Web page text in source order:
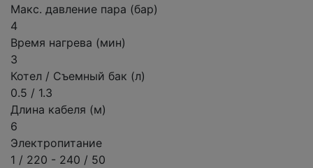
Макс. давление пара (бар)
4
Время нагрева (мин)
3
Котел / Съемный бак (л)
0.5 / 1.3
Длина кабеля (м)
6
Электропитание
1 / 220 - 240 / 50